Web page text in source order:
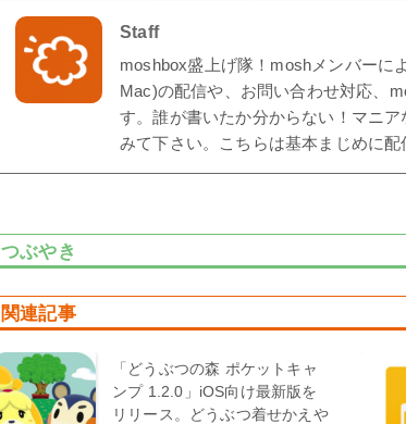
Staff
moshbox盛上げ隊！moshメンバーに
Mac)の配信や、お問い合わせ対応、
す。誰が書いたか分からない！マニ
みて下さい。こちらは基本まじめに配
つぶやき
関連記事
「どうぶつの森 ポケットキャ
ンプ 1.2.0」iOS向け最新版を
リリース。どうぶつ着せかえや